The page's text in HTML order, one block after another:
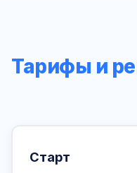
Тарифы и
Старт